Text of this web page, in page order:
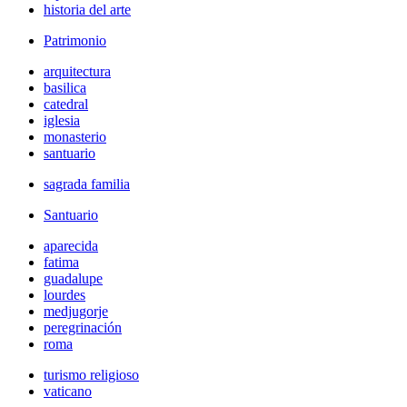
historia del arte
Patrimonio
arquitectura
basilica
catedral
iglesia
monasterio
santuario
sagrada familia
Santuario
aparecida
fatima
guadalupe
lourdes
medjugorje
peregrinación
roma
turismo religioso
vaticano